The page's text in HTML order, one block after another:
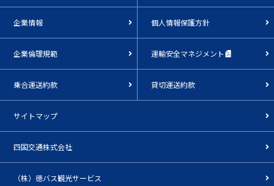
企業情報 個人情報保護方針
企業倫理規範 運輸安全マネジメント
乗合運送約款 貸切運送約款
サイトマップ
四国交通株式会社
（株）徳バス観光サービス